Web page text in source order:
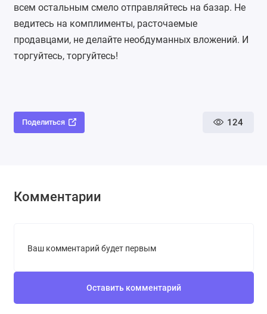
всем остальным смело отправляйтесь на базар. Не
ведитесь на комплименты, расточаемые
продавцами, не делайте необдуманных вложений. И
торгуйтесь, торгуйтесь!
Поделиться 124
Комментарии
Ваш комментарий будет первым
Оставить комментарий